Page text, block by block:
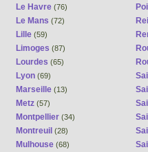
Le Havre (76)
Le Mans (72)
Lille (59)
Limoges (87)
Lourdes (65)
Lyon (69)
Marseille (13)
Metz (57)
Montpellier (34)
Montreuil (28)
Mulhouse (68)